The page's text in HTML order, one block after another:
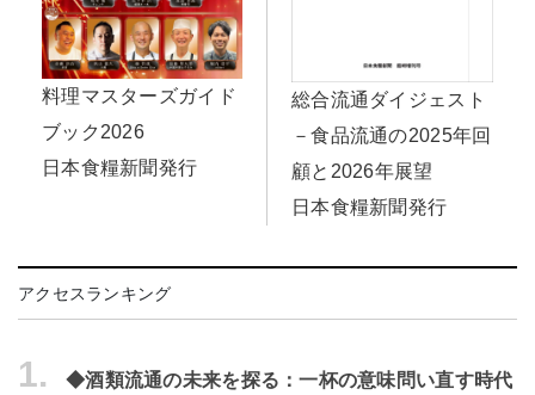
料理マスターズガイド
ブック2026
日本食糧新聞発行
総合流通ダイジェスト
－食品流通の2025年回
顧と2026年展望
日本食糧新聞発行
アクセスランキング
1.
◆酒類流通の未来を探る：一杯の意味問い直す時代